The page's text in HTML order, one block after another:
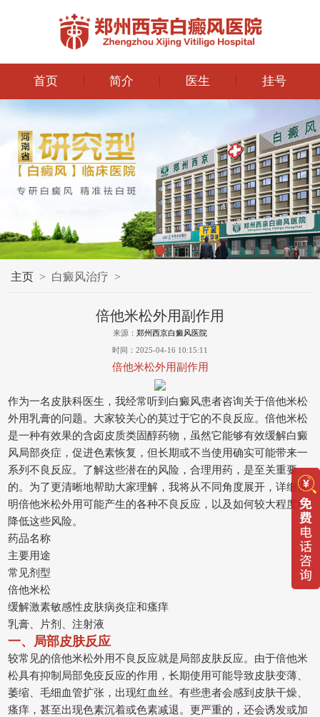
首页 简介 医生 挂号
主页 > 白癜风治疗 >
倍他米松外用副作用
来源： 郑州西京白癜风医院
时间：2025-04-16 10:15:11
倍他米松外用副作用
作为一名皮肤科医生，我经常听到白癜风患者咨询关于倍他米松
外用乳膏的问题。大家较关心的莫过于它的不良反应。倍他米松
是一种有效果的含卤皮质类固醇药物，虽然它能够有效缓解白癜
风局部炎症，促进色素恢复，但长期或不当使用确实可能带来一
系列不良反应。了解这些潜在的风险，合理用药，是至关重要
的。为了更清晰地帮助大家理解，我将从不同角度展开，详细说
明倍他米松外用可能产生的各种不良反应，以及如何较大程度地
降低这些风险。
药品名称
主要用途
常见剂型
倍他米松
缓解激素敏感性皮肤病炎症和瘙痒
乳膏、片剂、注射液
一、局部皮肤反应
较常见的倍他米松外用不良反应就是局部皮肤反应。由于倍他米
松具有抑制局部免疫反应的作用，长期使用可能导致皮肤变薄、
萎缩、毛细血管扩张，出现红血丝。有些患者会感到皮肤干燥、
瘙痒，甚至出现色素沉着或色素减退。更严重的，还会诱发或加